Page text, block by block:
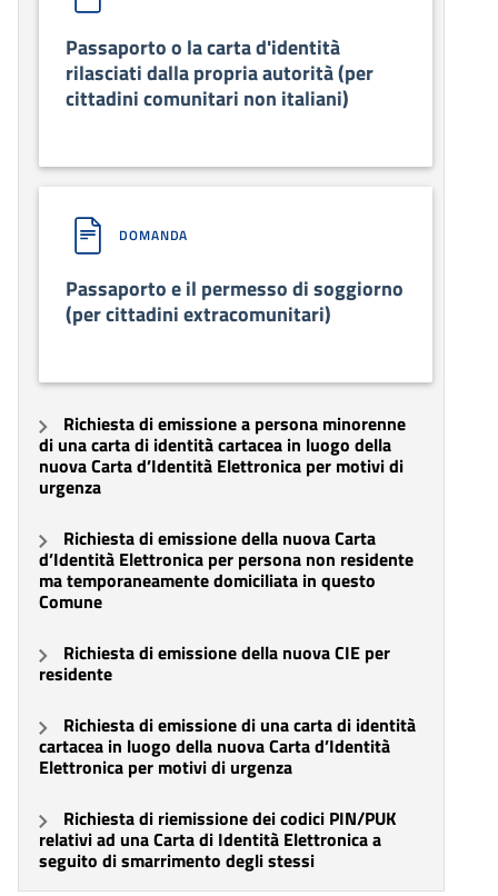
Passaporto o la carta d'identità
rilasciati dalla propria autorità (per
cittadini comunitari non italiani)
DOMANDA
Passaporto e il permesso di soggiorno
(per cittadini extracomunitari)
Richiesta di emissione a persona minorenne
di una carta di identità cartacea in luogo della
nuova Carta d’Identità Elettronica per motivi di
urgenza
Richiesta di emissione della nuova Carta
d’Identità Elettronica per persona non residente
ma temporaneamente domiciliata in questo
Comune
Richiesta di emissione della nuova CIE per
residente
Richiesta di emissione di una carta di identità
cartacea in luogo della nuova Carta d’Identità
Elettronica per motivi di urgenza
Richiesta di riemissione dei codici PIN/PUK
relativi ad una Carta di Identità Elettronica a
seguito di smarrimento degli stessi